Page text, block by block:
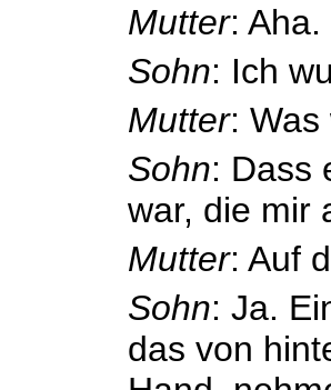
Mutter: Aha.
Sohn: Ich
Mutter: Was
Sohn: Dass
war, die mir
Mutter: Auf
Sohn: Ja.
das von